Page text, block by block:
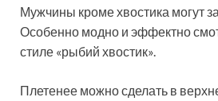
Мужчины кроме хвостика могут
Особенно модно и эффектно
стиле «рыбий хвостик».
Плетенее можно сделать в